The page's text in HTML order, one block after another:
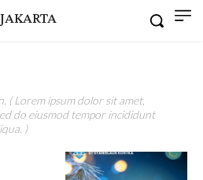
( Lorem ipsum dolor sit amet,
do eiusmod tempor incididunt
)